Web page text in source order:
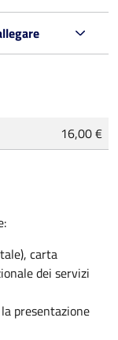
16,00 €
carta
dei servizi
presentazione